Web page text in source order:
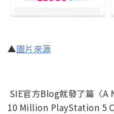
▲圖片來源
SIE官方Blog就發了篇〈
10 Million PlayStation 5